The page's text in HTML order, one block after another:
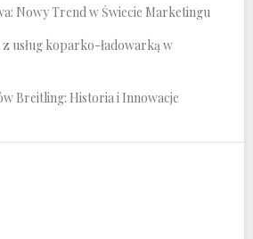
Nowy Trend w Świecie Marketingu
usług koparko-ładowarką w
Breitling: Historia i Innowacje